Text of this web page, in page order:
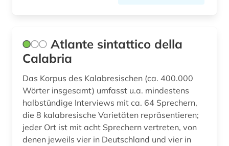
geschichte 1930 - (1)
geschichte der philologie (1)
geschichte der romanistik (1)
geschichtswissenschaft (1)
Atlante sintattico della
Calabria
Das Korpus des Kalabresischen (ca. 400.000
Wörter insgesamt) umfasst u.a. mindestens
halbstündige Interviews mit ca. 64 Sprechern,
die 8 kalabresische Varietäten repräsentieren;
jeder Ort ist mit acht Sprechern vertreten, von
denen jeweils vier in Deutschland und vier in